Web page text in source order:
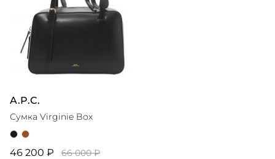
A.P.C.
Сумка Virginie Box
46 200 ₽ 66 000 ₽